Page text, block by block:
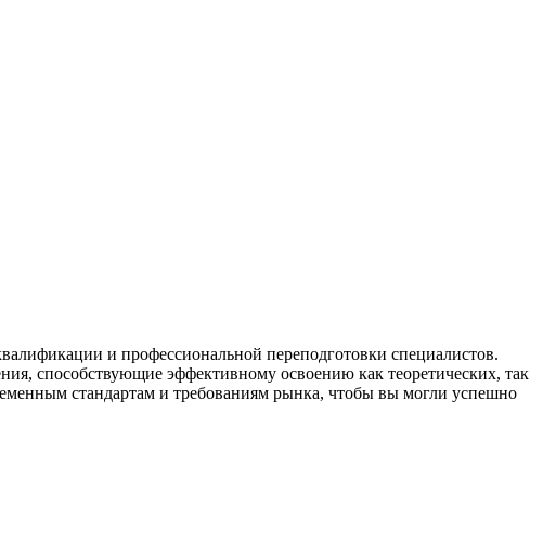
и профессиональной переподготовки специалистов.
способствующие эффективному освоению как теоретических, так
стандартам и требованиям рынка, чтобы вы могли успешно